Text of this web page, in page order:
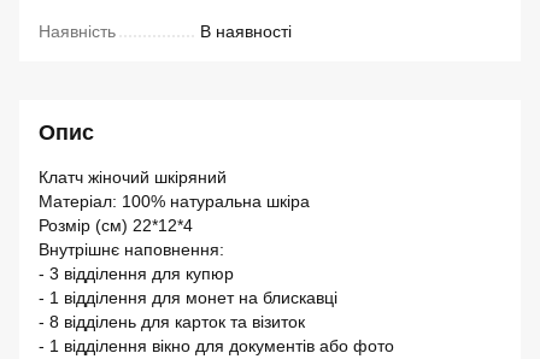
Наявність В наявності
Опис
Клатч жіночий шкіряний
Матеріал: 100% натуральна шкіра
Розмір (см) 22*12*4
Внутрішнє наповнення:
- 3 відділення для купюр
- 1 відділення для монет на блискавці
- 8 відділень для карток та візиток
- 1 відділення вікно для документів або фото